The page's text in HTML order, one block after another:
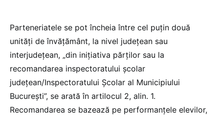
Parteneriatele se pot încheia între cel puțin două
unități de învățământ, la nivel județean sau
interjudețean, „din inițiativa părților sau la
recomandarea inspectoratului școlar
județean/Inspectoratului Școlar al Municipiului
București”, se arată în artilocul 2, alin. 1.
Recomandarea se bazează pe performanțele elevilor,